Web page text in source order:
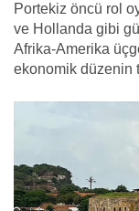
Portekiz öncü rol
ve Hollanda gibi
Afrika-Amerika
ekonomik düzenin